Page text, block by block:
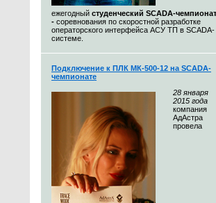
ежегодный студенческий SCADA-чемпионат
- соревнования по скоростной разработке
операторского интерфейса АСУ ТП в SCADA-
системе.
Подключение к ПЛК МК-500-12 на SCADA-
чемпионате
28 января
2015 года
компания
АдАстра
провела